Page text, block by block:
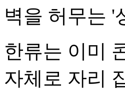
벽을 허무는 '
한류는 이미
자체로 자리